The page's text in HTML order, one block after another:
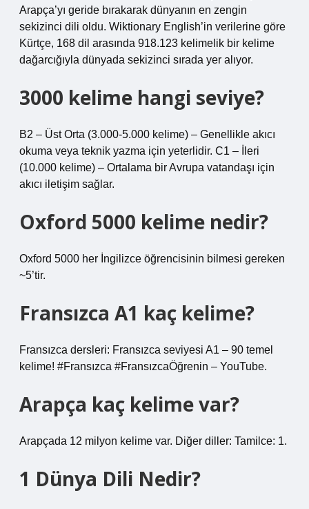
Arapça’yı geride bırakarak dünyanın en zengin
sekizinci dili oldu. Wiktionary English’in verilerine göre
Kürtçe, 168 dil arasında 918.123 kelimelik bir kelime
dağarcığıyla dünyada sekizinci sırada yer alıyor.
3000 kelime hangi seviye?
B2 – Üst Orta (3.000-5.000 kelime) – Genellikle akıcı
okuma veya teknik yazma için yeterlidir. C1 – İleri
(10.000 kelime) – Ortalama bir Avrupa vatandaşı için
akıcı iletişim sağlar.
Oxford 5000 kelime nedir?
Oxford 5000 her İngilizce öğrencisinin bilmesi gereken
~5’tir.
Fransızca A1 kaç kelime?
Fransızca dersleri: Fransızca seviyesi A1 – 90 temel
kelime! #Fransızca #FransızcaÖğrenin – YouTube.
Arapça kaç kelime var?
Arapçada 12 milyon kelime var. Diğer diller: Tamilce: 1.
1 Dünya Dili Nedir?